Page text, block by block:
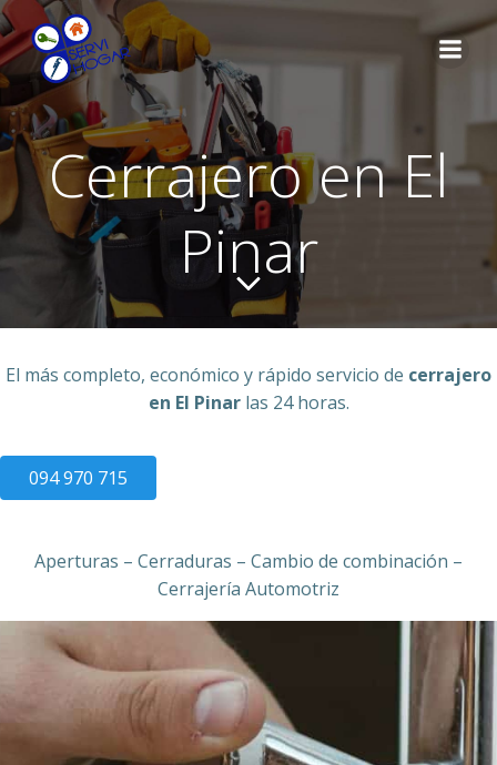
contenido
Cerrajero en El
Pinar
El más completo, económico y rápido servicio de cerrajero
en El Pinarlas 24 horas.
094 970 715
Aperturas – Cerraduras – Cambio de combinación –
Cerrajería Automotriz